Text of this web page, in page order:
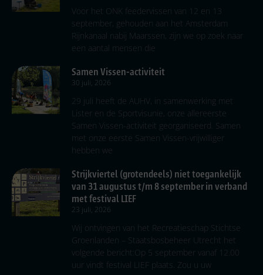
Voor het ONK feedervissen van 12 en 13
september, gehouden aan het Amsterdam
Rijnkanaal nabij Maarssen, zijn we op zoek naar
een aantal mensen die
Samen Vissen-activiteit
30 juli, 2026
29 juli heeft de AUHV, in samenwerking met
Lister en de Sportvisunie, onze allereerste
Samen Vissen-activiteit georganiseerd. Samen
met onze eerste Samen Vissen-vrijwilliger
hebben we
Strijkviertel (grotendeels) niet toegankelijk
van 31 augustus t/m 8 september in verband
met festival LIEF
23 juli, 2026
Wij ontvingen van het Recreatieschap Stichtse
Groenlanden – Staatsbosbeheer Utrecht het
volgende bericht:Op 5 september vanaf 12.00
uur vindt festival LIEF plaats. Zou u uw